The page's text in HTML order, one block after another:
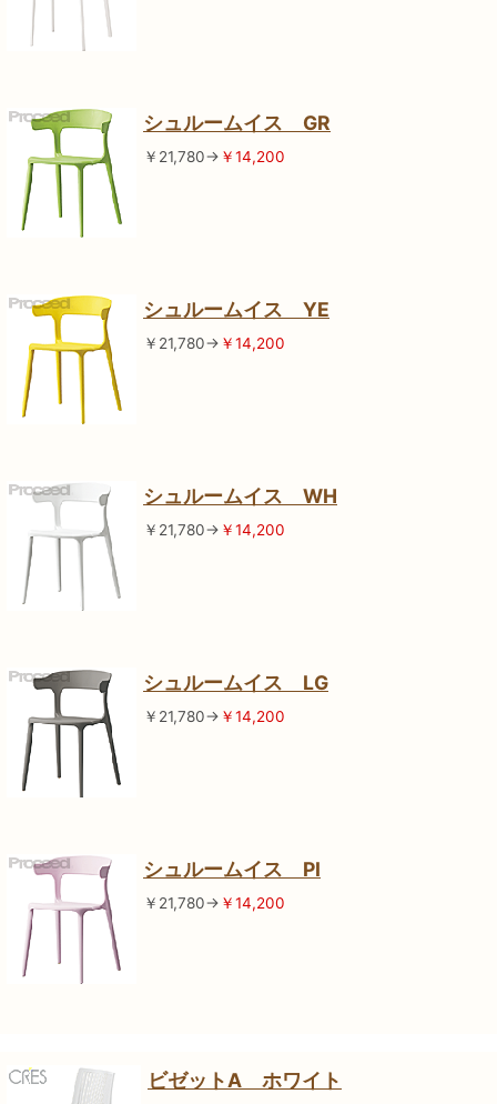
シュルームイス GR
￥21,780→ ￥14,200
シュルームイス YE
￥21,780→ ￥14,200
シュルームイス WH
￥21,780→ ￥14,200
シュルームイス LG
￥21,780→ ￥14,200
シュルームイス PI
￥21,780→ ￥14,200
ビゼットA ホワイト